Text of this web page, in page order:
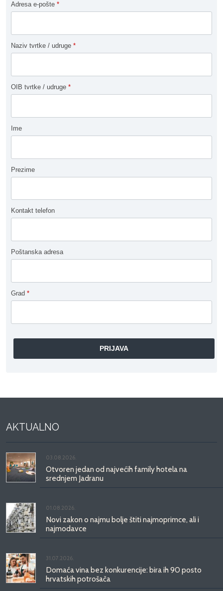
Adresa e-pošte *
Naziv tvrtke / udruge *
OIB tvrtke / udruge *
Ime
Prezime
Kontakt telefon
Poštanska adresa
Grad *
AKTUALNO
03.08.2026.
Otvoren jedan od najvećih family hotela na
srednjem Jadranu
01.08.2026.
Novi zakon o najmu bolje štiti najmoprimce, ali i
najmodavce
31.07.2026.
Domaća vina bez konkurencije: bira ih 90 posto
hrvatskih potrošača